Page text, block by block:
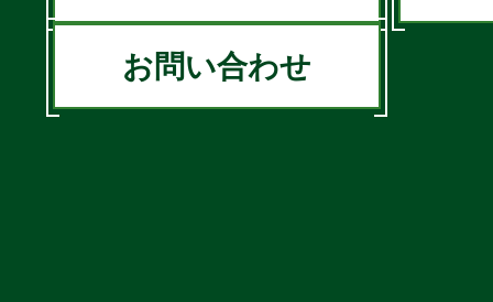
お問い合わせ